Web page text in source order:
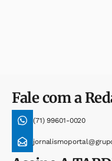
Fale com a
(71) 99601-0020